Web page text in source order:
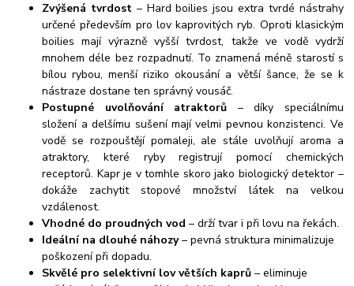
Zvýšená tvrdost– Hard boilies jsou extra tvrdé nástrahy
určené především pro lov kaprovitých ryb. Oproti klasickým
boilies mají výrazně vyšší tvrdost, takže ve vodě vydrží
mnohem déle bez rozpadnutí. To znamená méně starostí s
bílou rybou, menší riziko okousání a větší šance, že se k
nástraze dostane ten správný vousáč.
Postupné uvolňování atraktorů – díky speciálnímu
složení a delšímu sušení mají velmi pevnou konzistenci. Ve
vodě se rozpouštějí pomaleji, ale stále uvolňují aroma a
atraktory, které ryby registrují pomocí chemických
receptorů. Kapr je v tomhle skoro jako biologický detektor –
dokáže zachytit stopové množství látek na velkou
vzdálenost.
Vhodné do proudných vod – drží tvar i při lovu na řekách.
Ideální na dlouhé náhozy– pevná struktura minimalizuje
poškození při dopadu.
Skvělé pro selektivní lov větších kaprů – eliminuje